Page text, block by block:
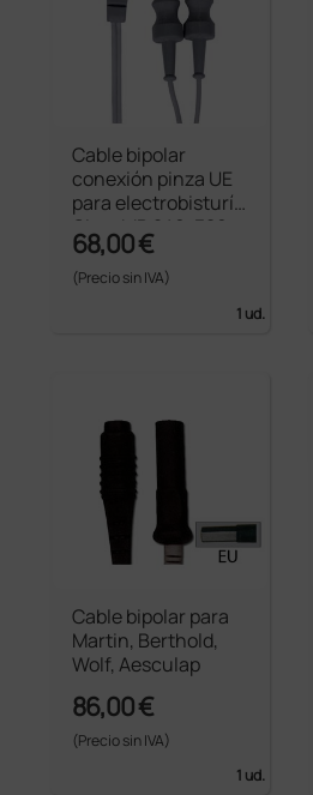
Cable bipolar
conexión pinza UE
para electrobisturí
Gima MB 240, 380
68,00 €
(Precio sin IVA)
1 ud.
Cable bipolar para
Martin, Berthold,
Wolf, Aesculap
86,00 €
(Precio sin IVA)
1 ud.